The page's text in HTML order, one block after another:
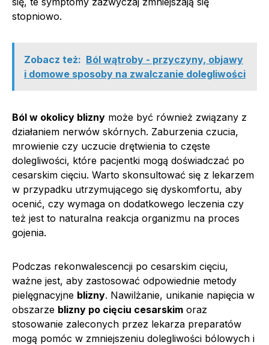
stopniowo.
Zobacz też: Ból wątroby - przyczyny, objawy
i domowe sposoby na zwalczanie dolegliwości
Ból w okolicy blizny może być również związany z
działaniem nerwów skórnych. Zaburzenia czucia,
mrowienie czy uczucie drętwienia to częste
dolegliwości, które pacjentki mogą doświadczać po
cesarskim cięciu. Warto skonsultować się z lekarzem
w przypadku utrzymującego się dyskomfortu, aby
ocenić, czy wymaga on dodatkowego leczenia czy
też jest to naturalna reakcja organizmu na proces
gojenia.
Podczas rekonwalescencji po cesarskim cięciu,
ważne jest, aby zastosować odpowiednie metody
pielęgnacyjne blizny. Nawilżanie, unikanie napięcia w
obszarze blizny po cięciu cesarskim oraz
stosowanie zaleconych przez lekarza preparatów
mogą pomóc w zmniejszeniu dolegliwości bólowych i